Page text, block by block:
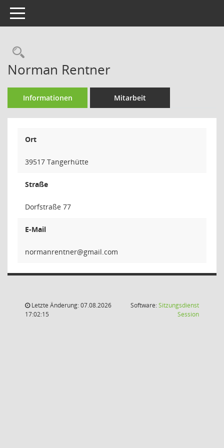
Toggle navigation
Rechercheauswahl
Norman Rentner
Informationen Mitarbeit
Ort
39517 Tangerhütte
Straße
Dorfstraße 77
E-Mail
rentne
Letzte Änderung: 07.08.2026
17:02:15
Software:Sitzungsdienst
Session(Wird in